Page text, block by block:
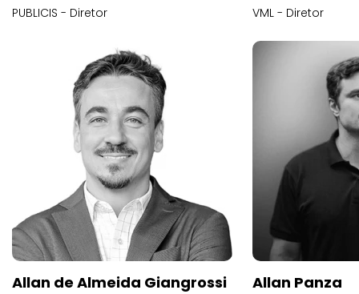
PUBLICIS - Diretor VML - Diretor
Allan de Almeida Giangrossi Allan Panza